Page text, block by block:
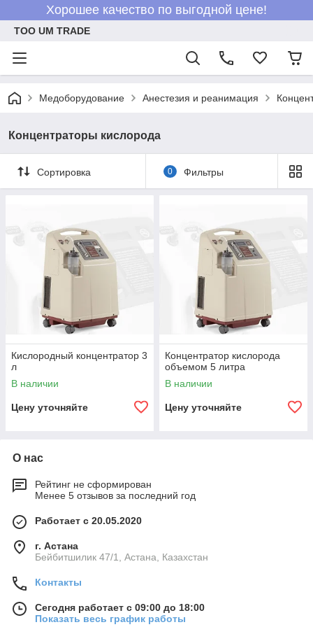
Хорошее качество по выгодной цене!
ТОО UM TRADE
Медоборудование Анестезия и реанимация
Концентраторы кислорода
Сортировка 0 Фильтры
Кислородный концентратор 3
л
В наличии
Цену уточняйте
Концентратор кислорода
объемом 5 литра
В наличии
Цену уточняйте
О нас
Рейтинг не сформирован
Менее 5 отзывов за последний год
Работает с 20.05.2020
г. Астана
Бейбитшилик 47/1, Астана, Казахстан
Контакты
Сегодня работает с 09:00 до 18:00
Показать весь график работы